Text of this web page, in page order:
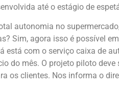
até o estágio de
autonomia no
Sim, agora isso é possível em
está com o serviço caixa de
do mês. O projeto piloto
os clientes. Nos informa o